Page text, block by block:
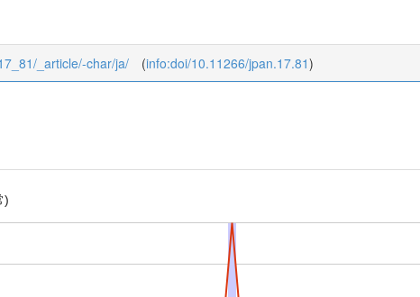
_article/-char/ja/ (info:doi/10.11266/jpan.17.81)
)